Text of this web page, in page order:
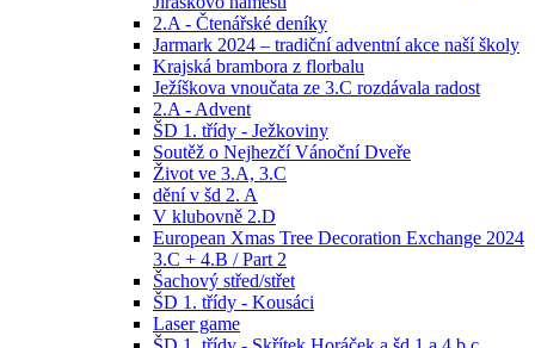
2.A - Čtenářské deníky
Jarmark 2024 – tradiční adventní akce naší školy
Krajská brambora z florbalu
Ježíškova vnoučata ze 3.C rozdávala radost
2.A - Advent
ŠD 1. třídy - Ježkoviny
Soutěž o Nejhezčí Vánoční Dveře
Život ve 3.A, 3.C
dění v šd 2. A
V klubovně 2.D
European Xmas Tree Decoration Exchange 2024
3.C + 4.B / Part 2
Šachový střed/střet
ŠD 1. třídy - Kousáci
Laser game